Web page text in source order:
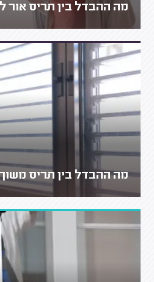
מה ההבדל בין תריס אור
מה ההבדל בין תריס